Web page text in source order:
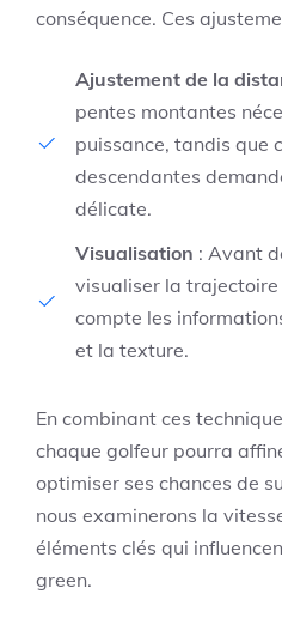
conséquence. Ces
Ajustement de la
pentes montantes
puissance, tandis que
descendantes
délicate.
Visualisation : Avant
visualiser la
compte les
et la texture.
En combinant ces
chaque golfeur pourra
optimiser ses chances de
nous examinerons la
éléments clés qui
green.